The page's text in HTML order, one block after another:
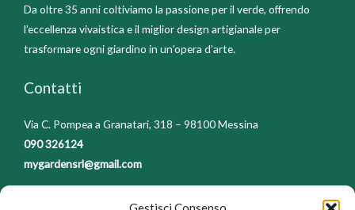
Da oltre 35 anni coltiviamo la passione per il verde, offrendo
l’eccellenza vivaistica e il miglior design artigianale per
trasformare ogni giardino in un’opera d’arte.
Contatti
Via C. Pompea a Granatari, 318 – 98100 Messina
090 326124
mygardensrl@gmail.com